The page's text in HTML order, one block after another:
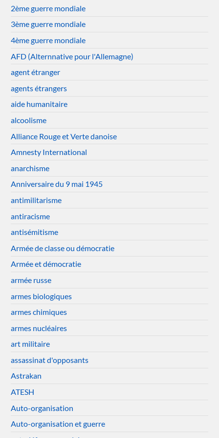
2ème guerre mondiale
3ème guerre mondiale
4ème guerre mondiale
AFD (Alternnative pour l'Allemagne)
agent étranger
agents étrangers
aide humanitaire
alcoolisme
Alliance Rouge et Verte danoise
Amnesty International
anarchisme
Anniversaire du 9 mai 1945
antimilitarisme
antiracisme
antisémitisme
Armée de classe ou démocratie
Armée et démocratie
armée russe
armes biologiques
armes chimiques
armes nucléaires
art militaire
assassinat d'opposants
Astrakan
ATESH
Auto-organisation
Auto-organisation et guerre